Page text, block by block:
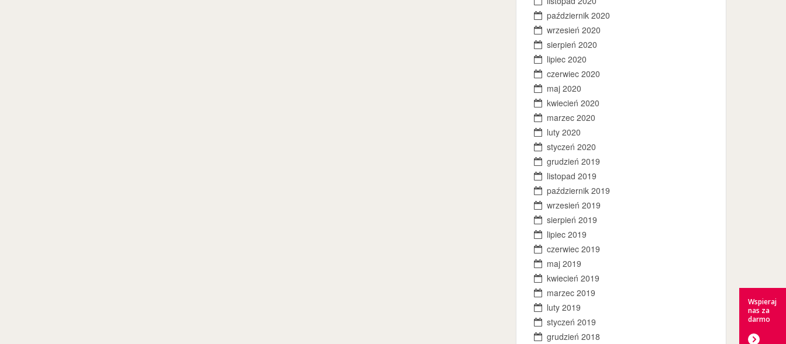
październik 2020
wrzesień 2020
sierpień 2020
lipiec 2020
czerwiec 2020
maj 2020
kwiecień 2020
marzec 2020
luty 2020
styczeń 2020
grudzień 2019
listopad 2019
październik 2019
wrzesień 2019
sierpień 2019
lipiec 2019
czerwiec 2019
maj 2019
kwiecień 2019
marzec 2019
luty 2019
styczeń 2019
grudzień 2018
Wspieraj
nas za
darmo